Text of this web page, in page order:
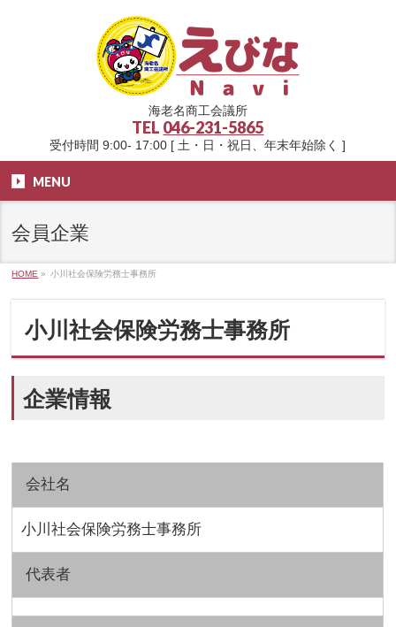
海老名商工会議所
TEL 046-231-5865
受付時間 9:00- 17:00 [ 土・日・祝日、年末年始除く ]
MENU
会員企業
HOME » 小川社会保険労務士事務所
小川社会保険労務士事務所
企業情報
会社名
小川社会保険労務士事務所
代表者